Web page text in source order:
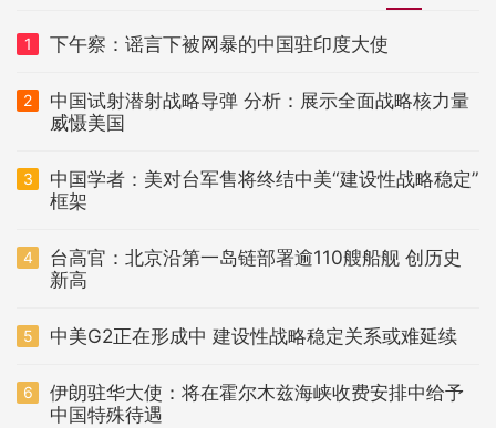
1 下午察：谣言下被网暴的中国驻印度大使
2
中国试射潜射战略导弹 分析：展示全面战略核力量
威慑美国
3
中国学者：美对台军售将终结中美“建设性战略稳定”
框架
4
台高官：北京沿第一岛链部署逾110艘船舰 创历史
新高
5 中美G2正在形成中 建设性战略稳定关系或难延续
6
伊朗驻华大使：将在霍尔木兹海峡收费安排中给予
中国特殊待遇